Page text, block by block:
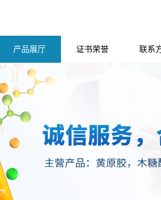
产品展厅 证书荣誉 联系